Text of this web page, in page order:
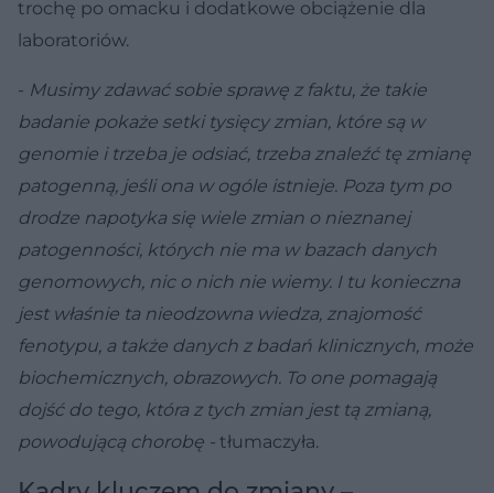
trochę po omacku i dodatkowe obciążenie dla
laboratoriów.
- Musimy zdawać sobie sprawę z faktu, że takie
badanie pokaże setki tysięcy zmian, które są w
genomie i trzeba je odsiać, trzeba znaleźć tę zmianę
patogenną, jeśli ona w ogóle istnieje. Poza tym po
drodze napotyka się wiele zmian o nieznanej
patogenności, których nie ma w bazach danych
genomowych, nic o nich nie wiemy. I tu konieczna
jest właśnie ta nieodzowna wiedza, znajomość
fenotypu, a także danych z badań klinicznych, może
biochemicznych, obrazowych. To one pomagają
dojść do tego, która z tych zmian jest tą zmianą,
powodującą chorobę - tłumaczyła.